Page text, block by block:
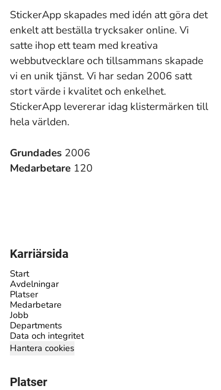
StickerApp skapades med idén att göra det
enkelt att beställa trycksaker online. Vi
satte ihop ett team med kreativa
webbutvecklare och tillsammans skapade
vi en unik tjänst. Vi har sedan 2006 satt
stort värde i kvalitet och enkelhet.
StickerApp levererar idag klistermärken till
hela världen.
Grundades 2006
Medarbetare 120
Karriärsida
Start
Avdelningar
Platser
Medarbetare
Jobb
Departments
Data och integritet
Hantera cookies
Platser